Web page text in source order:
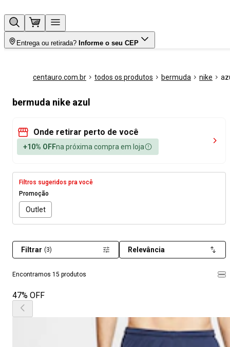
Entrega ou retirada? Informe o seu CEP
centauro.com.br todos os produtos bermuda nike
bermuda nike azul
Onde retirar perto de você
+10% OFFna próxima compra em loja
Filtros sugeridos pra você
Promoção
Outlet
Encontramos 15 produtos
Filtrar (3) Relevância
47% OFF